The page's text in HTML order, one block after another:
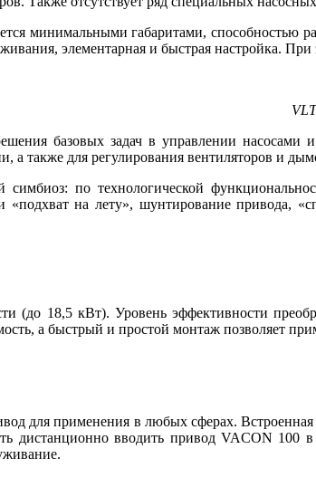
минимальными габаритами, способностью
элементарная и быстрая настройка.
базовых задач в управлении
а также для регулирования вентиляторов и
симбиоз: по технологической
«подхват на лету», шунтирование привода,
(до 18,5 кВт). Уровень эффективности
а быстрый и простой монтаж позволяет
для применения в любых сферах. Встроенная
дистанционно вводить привод VACON 100